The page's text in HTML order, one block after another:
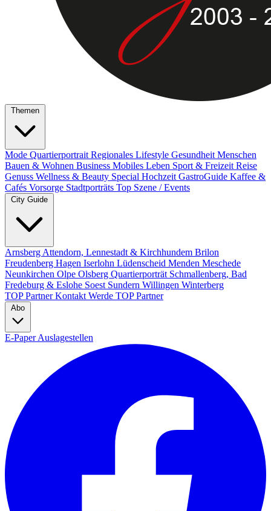
Themen
Mode Quartierportrait Regionales Lifestyle Gesundheit Menschen
Bauen & Wohnen Business Mobiles Leben Sport & Freizeit Reise
Genuss Wellness & Beauty Special Hochzeit GastroGuide Kaffee &
Cafés Vorsorge Stadtporträts Top Szene / Events
City Guide
Arnsberg Attendorn, Lennestadt & Kirchhundem Brilon
Freudenberg Hagen Iserlohn Lüdenscheid Menden Meschede
Neunkirchen Olpe Olsberg Quartierporträt Schmallenberg, Bad
Fredeburg & Eslohe Soest Sundern Willingen Winterberg
TOP PartnerKontakt Werde TOP Partner
Abo
E-PaperAuslagestellen